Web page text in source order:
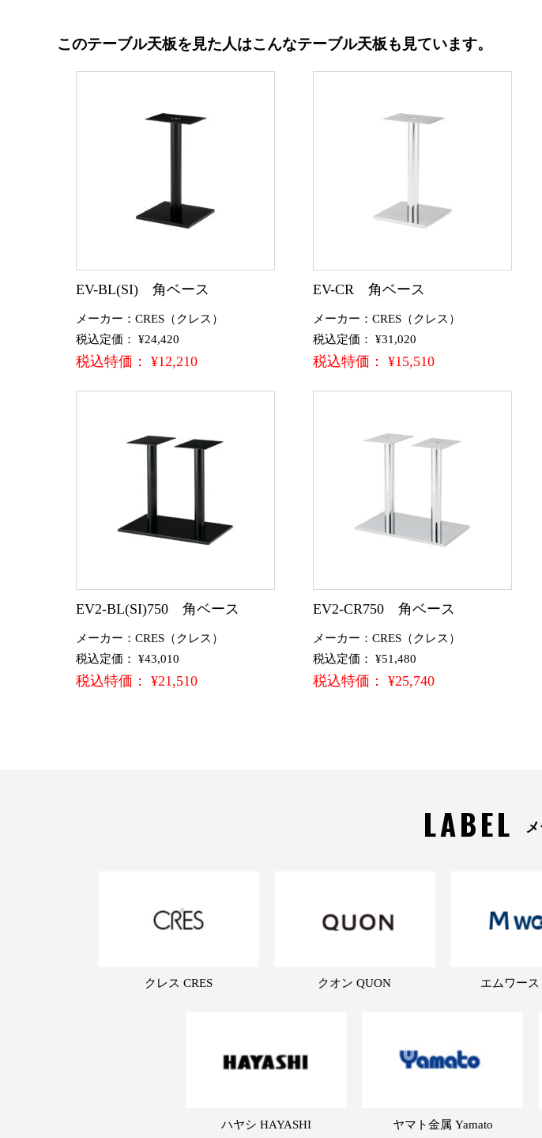
このテーブル天板を見た人はこんなテーブル天板も見ています。
EV-BL(SI) 角ベース
メーカー：CRES（クレス）
税込定価： ¥24,420
税込特価： ¥12,210
EV-CR 角ベース
メーカー：CRES（クレス）
税込定価： ¥31,020
税込特価： ¥15,510
EV2-BL(SI)750 角ベース
メーカー：CRES（クレス）
税込定価： ¥43,010
税込特価： ¥21,510
EV2-CR750 角ベース
メーカー：CRES（クレス）
税込定価： ¥51,480
税込特価： ¥25,740
LABEL
クレス CRES クオン QUON エムワー
ハヤシ HAYASHI ヤマト金属 Yamato